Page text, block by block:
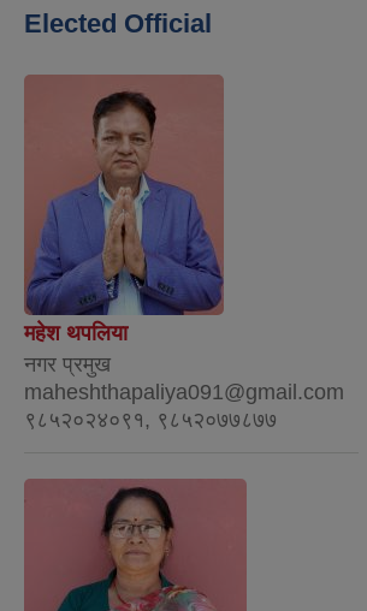
Elected Official
महेश थपलिया
नगर प्रमुख
maheshthapaliya091@gmail.com
९८५२०२४०९१, ९८५२०७७८७७